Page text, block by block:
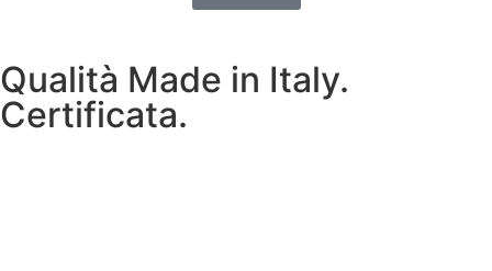
Qualità Made in Italy.
Certificata.